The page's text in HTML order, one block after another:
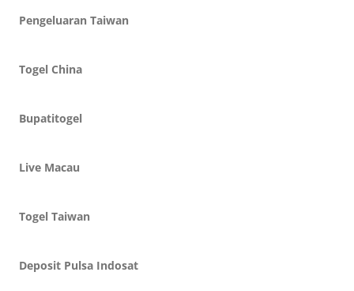
Pengeluaran Taiwan
Togel China
Bupatitogel
Live Macau
Togel Taiwan
Deposit Pulsa Indosat